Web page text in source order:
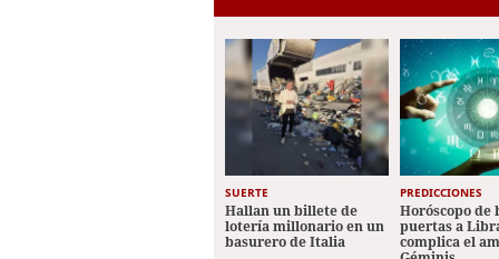
SUERTE
Hallan un billete de
lotería millonario en un
basurero de Italia
PREDICCIONES
Horóscopo de
puertas a
complica el